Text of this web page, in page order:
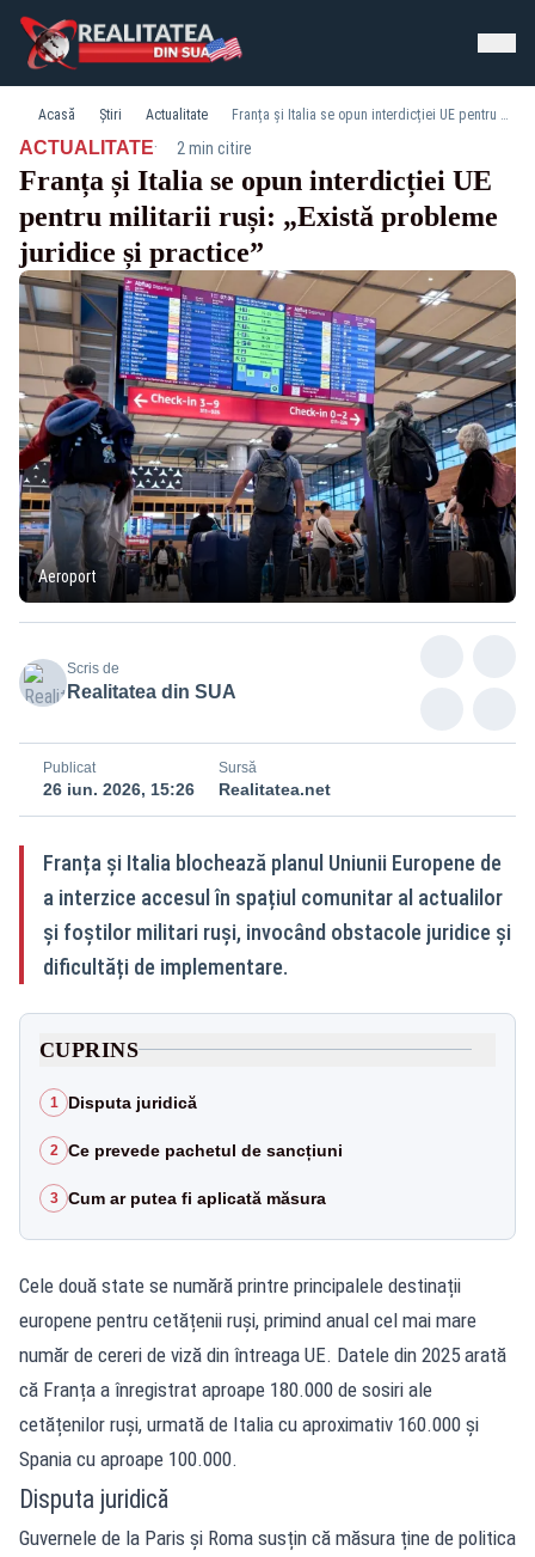
Acasă Știri Actualitate Franța și Italia se opun interdicției UE pentru militarii ruși: „Există probleme juridice și practice”
ACTUALITATE· 2 min citire
Franța și Italia se opun interdicției UE
pentru militarii ruși: „Există probleme
juridice și practice”
Aeroport
Scris de
Realitatea din SUA
Publicat
26 iun. 2026, 15:26
Sursă
Realitatea.net
Franța și Italia blochează planul Uniunii Europene de
a interzice accesul în spațiul comunitar al actualilor
și foștilor militari ruși, invocând obstacole juridice și
dificultăți de implementare.
CUPRINS
1 Disputa juridică
2 Ce prevede pachetul de sancțiuni
3 Cum ar putea fi aplicată măsura
Cele două state se numără printre principalele destinații
europene pentru cetățenii ruși, primind anual cel mai mare
număr de cereri de viză din întreaga UE. Datele din 2025 arată
că Franța a înregistrat aproape 180.000 de sosiri ale
cetățenilor ruși, urmată de Italia cu aproximativ 160.000 și
Spania cu aproape 100.000.
Disputa juridică
Guvernele de la Paris și Roma susțin că măsura ține de politica